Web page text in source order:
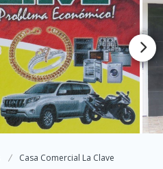
Casa Comercial La Clave